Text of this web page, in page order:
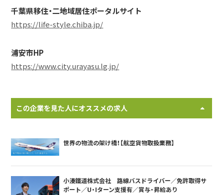
千葉県移住・二地域居住ポータルサイト
https://life-style.chiba.jp/
浦安市HP
https://www.city.urayasu.lg.jp/
この企業を見た人にオススメの求人
世界の物流の架け橋！【航空貨物取扱業務】
小湊鐵道株式会社 路線バスドライバー／免許取得サ
ポート／U・Iターン支援有／賞与・昇給あり